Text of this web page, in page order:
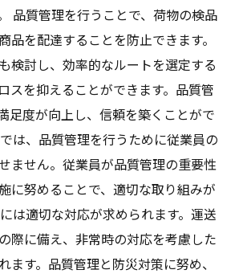
品質管理を行うことで、荷物の検品
品を配達することを防止できます。
検討し、効率的なルートを選定する
スを抑えることができます。品質管
足度が向上し、信頼を築くことがで
は、品質管理を行うために従業員の
ません。従業員が品質管理の重要性
に努めることで、適切な取り組みが
は適切な対応が求められます。運送
際に備え、非常時の対応を考慮した
ます。品質管理と防災対策に努め、